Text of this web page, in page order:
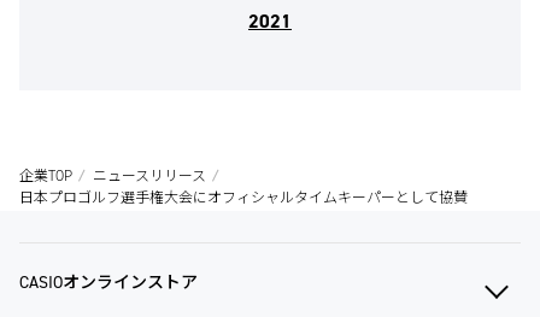
2021
企業TOP
ニュースリリース
日本プロゴルフ選手権大会にオフィシャルタイムキーパーとして協賛
CASIOオンラインストア